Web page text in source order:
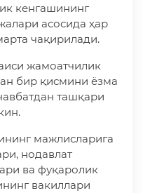
кенгашининг
асосида ҳар
чақирилади.
жамоатчилик
бир қисмини ёзма
ташқари
мажлисларига
нодавлат
ва фуқаролик
вакиллари